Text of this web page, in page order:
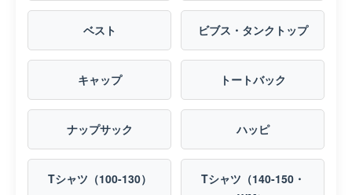
ベスト ビブス・タンクトップ
キャップ トートバック
ナップサック ハッピ
Tシャツ（100-130）
Tシャツ（140-150・